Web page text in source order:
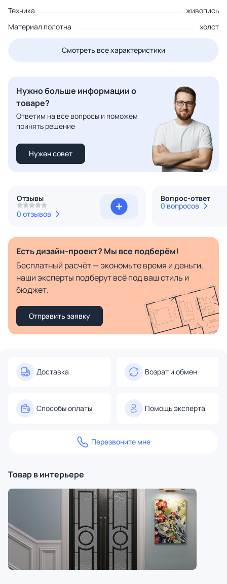
Техника
живопись
Материал полотна
холст
Смотреть все характеристики
Нужно больше информации о
товаре?
Ответим на все вопросы и поможем
принять решение
Нужен совет
Отзывы
0 отзывов
Вопрос-ответ
0 вопросов
Есть дизайн-проект? Мы все подберём!
Бесплатный расчёт — экономьте время и деньги,
наши эксперты подберут всё под ваш стиль и
бюджет.
Отправить заявку
Доставка Возрат и обмен
Способы оплаты Помощь эксперта
Перезвоните мне
Товар в интерьере